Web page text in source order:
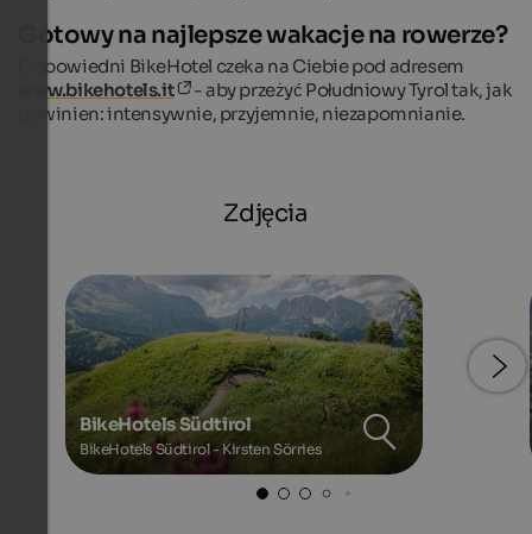
Gotowy na najlepsze wakacje na rowerze?
Odpowiedni BikeHotel czeka na Ciebie pod adresem
www.bikehotels.it
- aby przeżyć Południowy Tyrol tak, jak
powinien: intensywnie, przyjemnie, niezapomnianie.
Zdjęcia
BikeHotels Südtirol
BikeHotels Südtirol - Kirsten Sörries